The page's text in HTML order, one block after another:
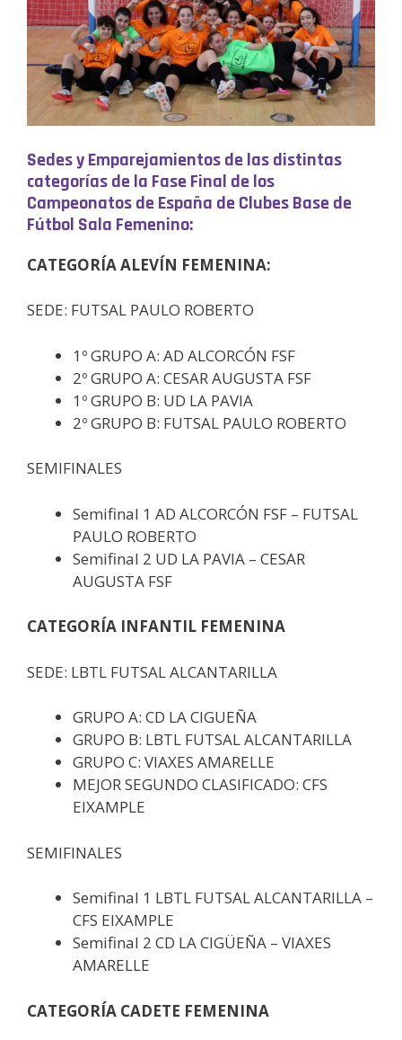
Sedes y Emparejamientos de las distintas
categorías de la Fase Final de los
Campeonatos de España de Clubes Base de
Fútbol Sala Femenino:
CATEGORÍA ALEVÍN FEMENINA:
SEDE: FUTSAL PAULO ROBERTO
1º GRUPO A: AD ALCORCÓN FSF
2º GRUPO A: CESAR AUGUSTA FSF
1º GRUPO B: UD LA PAVIA
2º GRUPO B: FUTSAL PAULO ROBERTO
SEMIFINALES
Semifinal 1 AD ALCORCÓN FSF – FUTSAL
PAULO ROBERTO
Semifinal 2 UD LA PAVIA – CESAR
AUGUSTA FSF
CATEGORÍA INFANTIL FEMENINA
SEDE: LBTL FUTSAL ALCANTARILLA
GRUPO A: CD LA CIGUEÑA
GRUPO B: LBTL FUTSAL ALCANTARILLA
GRUPO C: VIAXES AMARELLE
MEJOR SEGUNDO CLASIFICADO: CFS
EIXAMPLE
SEMIFINALES
Semifinal 1 LBTL FUTSAL ALCANTARILLA –
CFS EIXAMPLE
Semifinal 2 CD LA CIGÜEÑA – VIAXES
AMARELLE
CATEGORÍA CADETE FEMENINA